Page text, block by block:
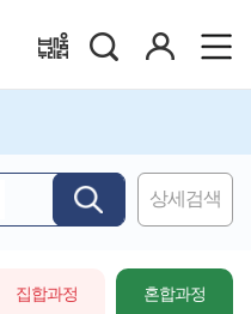
배움누리터
상세검색
집합과정 혼합과정